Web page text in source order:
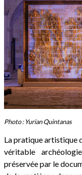
Photo : Yurian Quintanas
La pratique artistique
véritable
préservée par le